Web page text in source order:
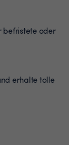
befristete oder
erhalte tolle